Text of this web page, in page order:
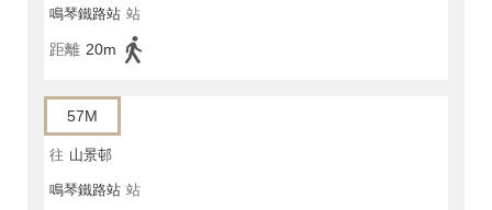
鳴琴鐵路站 站
距離 20m
57M
往 山景邨
鳴琴鐵路站 站